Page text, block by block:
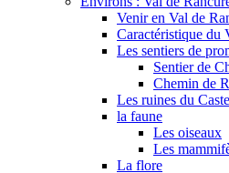
Venir en Val de
Caractéristique du
Les sentiers de
Sentier de
Chemin de
Les ruines du
la faune
Les oiseaux
Les
La flore